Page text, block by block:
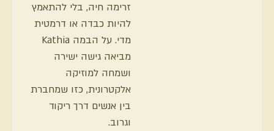
זרימה חיה, בלי להתאמץ
להיות כבדה או דרמטית
מדי. על הבמה Kathia
מביאה גישה ישירה
ושמחה למוזיקה
אלקטרונית, כזו שמחברת
בין אנשים דרך ריקוד
וגרוב.